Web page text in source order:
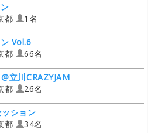
都
1名
Vol.6
都
66名
立川CRAZYJAM
都
26名
ション
都
34名